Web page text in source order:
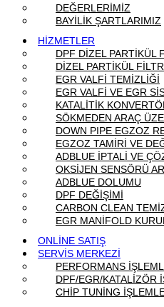
DEĞERLERİMİZ
BAYİLİK ŞARTLARIMIZ
HİZMETLER
DPF DİZEL PARTİKÜL
DİZEL PARTİKÜL
EGR VALFİ TEMİZLİĞİ
EGR VALFİ VE EGR
KATALİTİK
SÖKMEDEN ARAÇ
DOWN PIPE EGZOZ
EGZOZ TAMİRİ VE
ADBLUE İPTALİ VE
OKSİJEN SENSÖRÜ
ADBLUE DOLUMU
DPF DEĞİŞİMİ
CARBON CLEAN
EGR MANİFOLD
ONLİNE SATIŞ
SERVİS MERKEZİ
PERFORMANS
DPF/EGR/KATALİZÖR
CHİP TUNİNG